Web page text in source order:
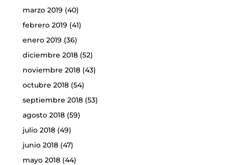
marzo 2019 (40)
febrero 2019 (41)
enero 2019 (36)
diciembre 2018(52)
noviembre 2018(43)
octubre 2018(54)
septiembre 2018(53)
agosto 2018(59)
julio 2018(49)
junio 2018(47)
mayo 2018(44)